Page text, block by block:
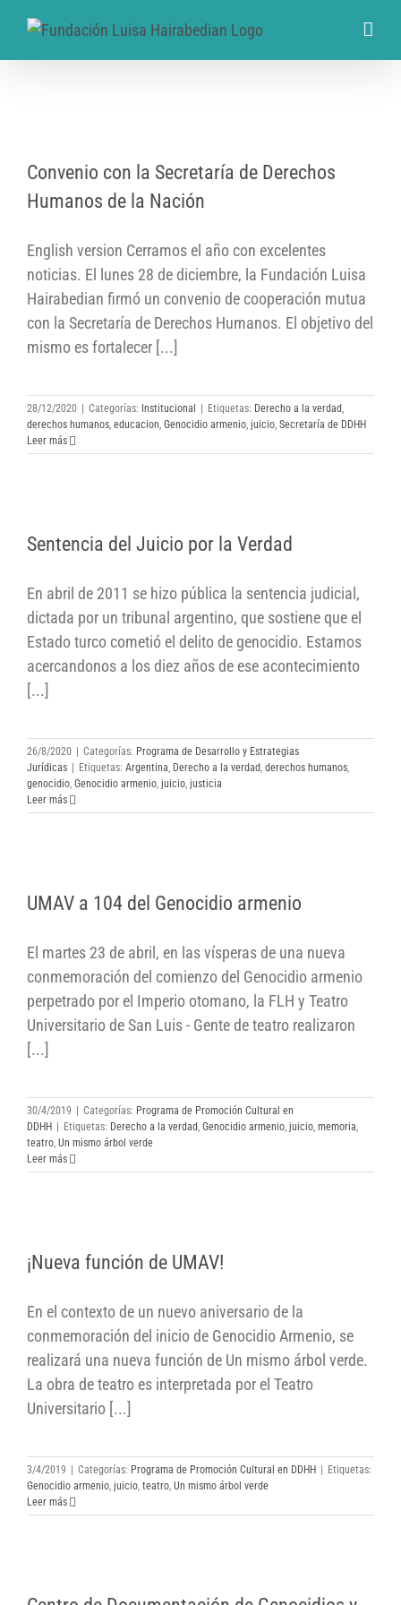
Humanos de la Nación
Convenio con la Secretaría de Derechos
Humanos de la Nación
English version Cerramos el año con excelentes
noticias. El lunes 28 de diciembre, la Fundación Luisa
Hairabedian firmó un convenio de cooperación mutua
con la Secretaría de Derechos Humanos. El objetivo del
mismo es fortalecer [...]
28/12/2020 Categorías: Institucional Etiquetas: Derecho a la verdad,
derechos humanos, educacion, Genocidio armenio, juicio, Secretaría de DDHH
Leer más
Sentencia del Juicio por la Verdad
Sentencia del Juicio por la Verdad
En abril de 2011 se hizo pública la sentencia judicial,
dictada por un tribunal argentino, que sostiene que el
Estado turco cometió el delito de genocidio. Estamos
acercandonos a los diez años de ese acontecimiento
[...]
26/8/2020 Categorías: Programa de Desarrollo y Estrategias
Jurídicas
Etiquetas: Argentina, Derecho a la verdad, derechos humanos,
genocidio, Genocidio armenio, juicio, justicia
Leer más
UMAV a 104 del Genocidio armenio
UMAV a 104 del Genocidio armenio
El martes 23 de abril, en las vísperas de una nueva
conmemoración del comienzo del Genocidio armenio
perpetrado por el Imperio otomano, la FLH y Teatro
Universitario de San Luis - Gente de teatro realizaron
[...]
30/4/2019 Categorías: Programa de Promoción Cultural en
DDHH
Etiquetas: Derecho a la verdad, Genocidio armenio, juicio, memoria,
teatro, Un mismo árbol verde
Leer más
¡Nueva función de UMAV!
¡Nueva función de UMAV!
En el contexto de un nuevo aniversario de la
conmemoración del inicio de Genocidio Armenio, se
realizará una nueva función de Un mismo árbol verde.
La obra de teatro es interpretada por el Teatro
Universitario [...]
3/4/2019 Categorías: Programa de Promoción Cultural en DDHH
Etiquetas:
Genocidio armenio, juicio, teatro, Un mismo árbol verde
Leer más